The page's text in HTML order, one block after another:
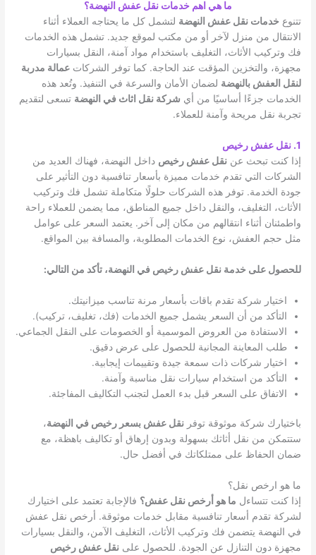
ما هي اهم خدمات نقل عفش النهضة؟
تتنوع خدمات نقل عفش النهضة لتشمل كل ما يحتاجه العملاء أثناء
الانتقال من منزل لآخر أو من مكتب لموقع جديد. تشمل هذه الخدمات
فك وتركيب الأثاث، التغليف باستخدام مواد آمنة، النقل بسيارات
مجهزة، والتخزين المؤقت عند الحاجة. كما توفر الشركاتعمالة مدربة
لنقل العفش بالنهضة لضمان الأمان والسرعة في التنفيذ. وتُعد هذه
الخدمات جزءًا أساسيًا من أي شركة نقل اثاث في النهضة تسعى لتقديم
تجربة نقل مريحة وآمنة للعملاء.
1. نقل عفش رخيص
إذا كنت تبحث عننقل عفش رخيص داخل النهضة، فهناك العديد من
الشركات التي تقدم خدمات مميزة بأسعار تنافسية دون التأثير على
جودة الخدمة. توفر هذه الشركات حلولًا متكاملة تشمل فك وتركيب
الأثاث، التغليف، والنقل داخل جميع المناطق، مما يضمن للعملاء راحة
واطمئنان أثناء انتقالهم من مكان إلى آخر. يعتمد السعر على عوامل
مثل حجم العفش، نوع الخدمات المطلوبة، والمسافة بين المواقع.
للحصول على خدمة نقل عفش رخيص في النهضة، تأكد من التالي:
اختيار شركة تقدم باقات بأسعار مرنة تناسب ميزانيتك.
التأكد من أن السعر يشمل جميع الخدمات (فك، تغليف، تركيب).
الاستفادة من العروض الموسمية أو الخصومات على النقل الجماعي.
طلب المعاينة المجانية للحصول على عرض دقيق.
اختيار شركات ذات سمعة جيدة وتقييمات إيجابية.
التأكد من استخدام سيارات نقل مناسبة وآمنة.
الاتفاق على السعر قبل بدء العمل لتجنب التكاليف المفاجئة.
باختيارك شركة موثوقة توفرنقل عفش بسعر رخيص في النهضة،
ستتمكن من نقل أثاثك بسهولة وبدون إرهاق أو تكاليف باهظة، مع
ضمان الحفاظ على ممتلكاتك في أفضل حال.
ما هو ارخص نقل؟
إذا كنت تتساءل ما هو أرخص نقل عفش؟ فالإجابة تعتمد على اختيارك
لشركة تقدم أسعار تنافسية مقابل خدمات موثوقة. أرخص نقل عفش
في النهضة يتضمن فك وتركيب الأثاث، التغليف الآمن، والنقل بسيارات
مجهزة دون التنازل عن الجودة. للحصول علىنقل عفش رخيص